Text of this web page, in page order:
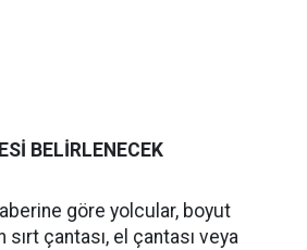
BELİRLENECEK
göre yolcular, boyut
sırt çantası, el çantası veya